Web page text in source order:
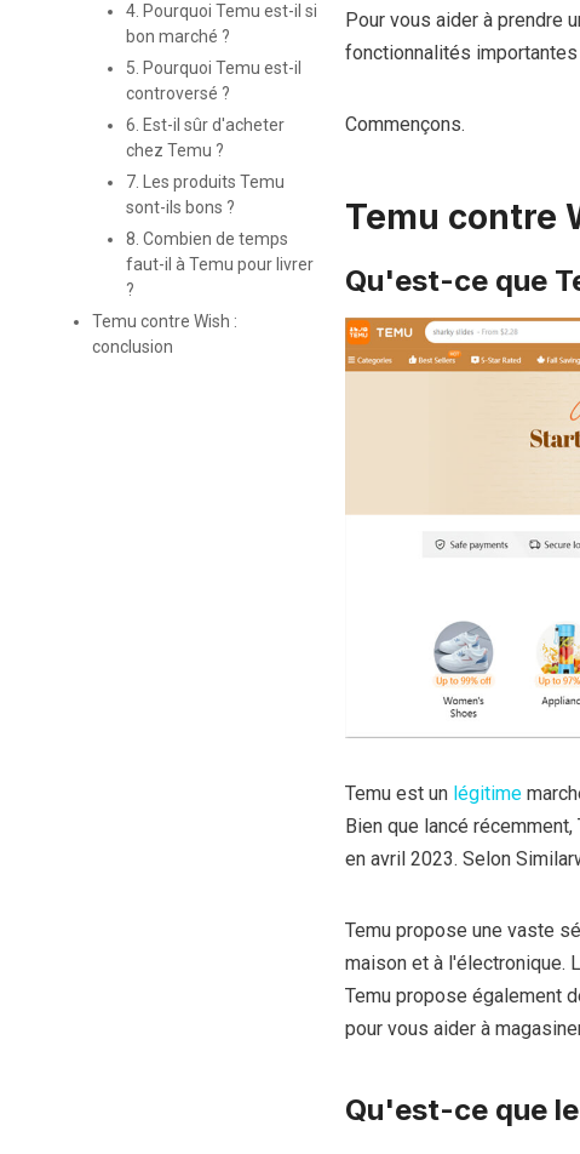
4. Pourquoi Temu est-il si
bon marché ?
5. Pourquoi Temu est-il
controversé ?
6. Est-il sûr d'acheter
chez Temu ?
7. Les produits Temu
sont-ils bons ?
8. Combien de temps
faut-il à Temu pour livrer
?
Temu contre Wish :
conclusion
Pour vous aider à prendre
fonctionnalités
Commençons.
Temu contre
Qu'est-ce que
Temu est un légitime
Bien que lancé récemment,
en avril 2023. Selon
Temu propose une vaste
maison et à l'électronique.
Temu propose également
pour vous aider à
Qu'est-ce que